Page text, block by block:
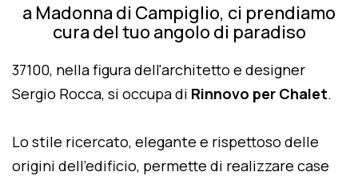
a Madonna di Campiglio, ci prendiamo
cura del tuo angolo di paradiso
37100, nella figura dell'architetto e designer
Sergio Rocca, si occupa di Rinnovo per Chalet.
Lo stile ricercato, elegante e rispettoso delle
origini dell'edificio, permette di realizzare case